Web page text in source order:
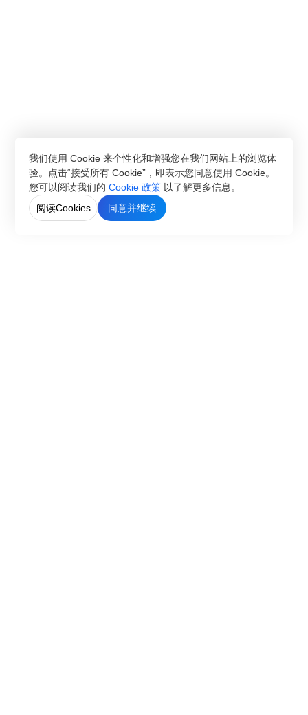
我们使用 Cookie 来个性化和增强您在我们网站上的浏览体
验。点击“接受所有 Cookie”，即表示您同意使用 Cookie。
您可以阅读我们的Cookie 政策 以了解更多信息。
阅读Cookies
同意并继续